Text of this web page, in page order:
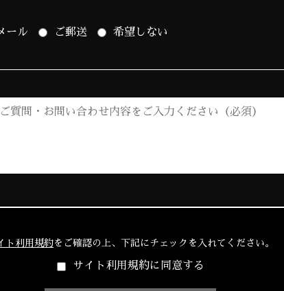
ール ご郵送 希望しない
ト利用規約をご確認の上、 下記にチェックを入れてください。
サイト利用規約に同意する